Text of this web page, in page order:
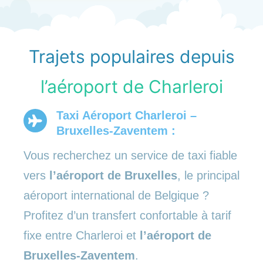
Trajets populaires depuis
l’aéroport de Charleroi
Taxi Aéroport Charleroi –
Bruxelles-Zaventem :
Vous recherchez un service de taxi fiable
vers l’aéroport de Bruxelles, le principal
aéroport international de Belgique ?
Profitez d’un transfert confortable à tarif
fixe entre Charleroi et l’aéroport de
Bruxelles-Zaventem.